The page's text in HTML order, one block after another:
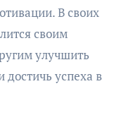
В своих
своим
улучшить
успеха в